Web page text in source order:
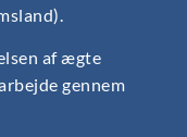
af ægte
gennem